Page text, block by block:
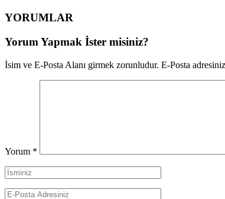
YORUMLAR
Yorum Yapmak İster misiniz?
İsim ve E-Posta Alanı girmek zorunludur. E-Posta
Yorum *